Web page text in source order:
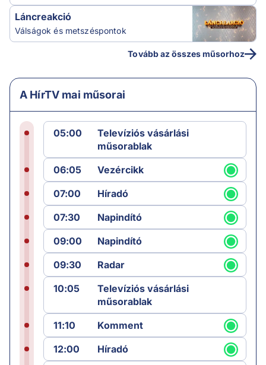
Láncreakció
Válságok és metszéspontok
Tovább az összes műsorhoz
A HírTV mai műsorai
05:00
Televíziós vásárlási
műsorablak
06:05
Vezércikk
07:00
Híradó
07:30
Napindító
09:00
Napindító
09:30
Radar
10:05
Televíziós vásárlási
műsorablak
11:10
Komment
12:00
Híradó